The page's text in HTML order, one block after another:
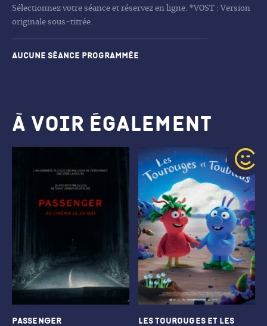
Sélectionnez votre séance et réservez en ligne. *VOST : Version
originale sous-titrée.
Aucune séance programmée
À voir également
PASSENGER
Les Tourouges et les